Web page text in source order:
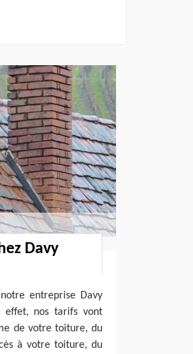
Davy
entreprise Davy
effet, nos tarifs vont
de votre toiture, du
à votre toiture, du